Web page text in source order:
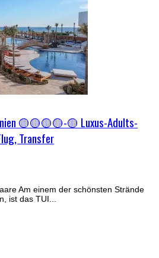
🟡🟡🟡🟡-🟡 Luxus-Adults-
Transfer
Am einem der schönsten Strände
ist das TUI...